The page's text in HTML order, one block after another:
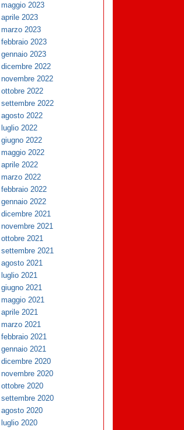
maggio 2023
aprile 2023
marzo 2023
febbraio 2023
gennaio 2023
dicembre 2022
novembre 2022
ottobre 2022
settembre 2022
agosto 2022
luglio 2022
giugno 2022
maggio 2022
aprile 2022
marzo 2022
febbraio 2022
gennaio 2022
dicembre 2021
novembre 2021
ottobre 2021
settembre 2021
agosto 2021
luglio 2021
giugno 2021
maggio 2021
aprile 2021
marzo 2021
febbraio 2021
gennaio 2021
dicembre 2020
novembre 2020
ottobre 2020
settembre 2020
agosto 2020
luglio 2020